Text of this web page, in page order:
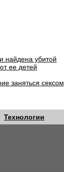
найдена убитой
ее детей
заняться сексом
Технологии